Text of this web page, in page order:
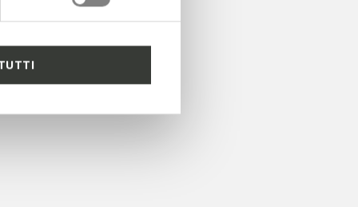
EXPÉRIENCES ET
CADEAUX SPÉCIAUX
VOUS ATTENDENT
S’INSCRIRE À BENEFEET